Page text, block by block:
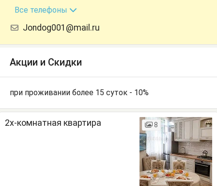
+7 (928) 275-51-05
Все телефоны
Jondog001@mail.ru
Акции и Скидки
при проживании более 15 суток - 10%
2х-комнатная квартира 8